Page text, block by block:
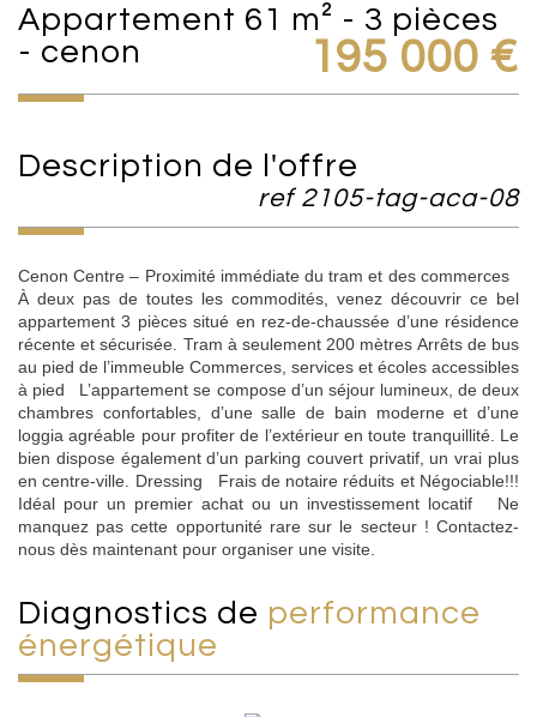
appartement 61 m² - 3 pièces
- cenon
195 000 €
description de l'offre
ref 2105-tag-aca-08
Cenon Centre – Proximité immédiate du tram et des commerces
À deux pas de toutes les commodités, venez découvrir ce bel
appartement 3 pièces situé en rez-de-chaussée d’une résidence
récente et sécurisée. Tram à seulement 200 mètres Arrêts de bus
au pied de l’immeuble Commerces, services et écoles accessibles
à pied L’appartement se compose d’un séjour lumineux, de deux
chambres confortables, d’une salle de bain moderne et d’une
loggia agréable pour profiter de l’extérieur en toute tranquillité. Le
bien dispose également d’un parking couvert privatif, un vrai plus
en centre-ville. Dressing Frais de notaire réduits et Négociable!!!
Idéal pour un premier achat ou un investissement locatif Ne
manquez pas cette opportunité rare sur le secteur ! Contactez-
nous dès maintenant pour organiser une visite.
diagnostics de performance
énergétique